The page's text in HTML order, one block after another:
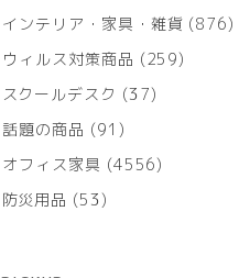
商
の
商
インテリア・家具・雑貨 876
ウィルス対策商品 259259
スクールデスク 3737
商
話題の商品 91 91
の
オフィス家具 45564556
防災用品 5353